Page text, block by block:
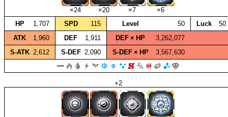
×24 ×20 ×7
×6
HP
1,707 SPD 115 Level 50 Luck
50
ATK
1,960 DEF 1,911 DEF × HP
3,262,077
S‑ATK 2,612 S‑DEF 2,090 S‑DEF × HP 3,567,630
+2